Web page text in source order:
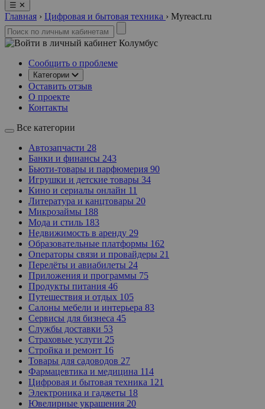
☰ ✕
Главная › Цифровая и бытовая техника › Myreact.ru
Колумбус
Сообщить о проблеме
Категории
Оставить отзыв
О проекте
Контакты
Все категории
Автозапчасти 28
Банки и финансы 243
Бьюти-товары и парфюмерия 90
Игрушки и детские товары 34
Кино и сериалы онлайн 11
Литература и канцтовары 20
Микрозаймы 188
Мода и стиль 183
Недвижимость в аренду 29
Образовательные платформы 162
Операторы связи и провайдеры 21
Перелёты и авиабилеты 24
Приложения и программы 75
Продукты питания 46
Путешествия и отдых 105
Салоны мебели и интерьера 83
Сервисы для бизнеса 45
Службы доставки 53
Страховые услуги 25
Стройка и ремонт 16
Товары для садоводов 27
Фармацевтика и медицина 114
Цифровая и бытовая техника 121
Электроника и гаджеты 18
Ювелирные украшения 20